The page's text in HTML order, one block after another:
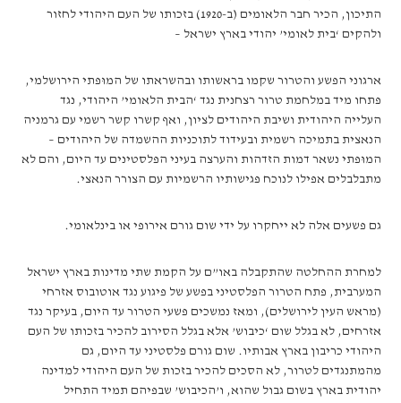
התיכון, הכיר חבר הלאומים (ב-1920) בזכותו של העם היהודי לחזור
ולהקים ‘בית לאומי’ יהודי בארץ ישראל –
ארגוני הפשע והטרור שקמו בראשותו ובהשראתו של המוּפתי הירושלמי,
פתחו מיד במלחמת טרור רצחנית נגד ‘הבית הלאומי’ היהודי, נגד
העלייה היהודית ושיבת היהודים לציון, ואף קשרו קשר רשמי עם גרמניה
הנאצית בתמיכה רשמית ובעידוד לתוכניות ההשמדה של היהודים –
המוּפתי נשאר דמות הזדהות והערצה בעיני הפלסטינים עד היום, והם לא
מתבלבלים אפילו לנוכח פגישותיו הרשמיות עם הצורר הנאצי.
גם פשעים אלה לא ייחקרו על ידי שום גורם אירופי או בינלאומי.
למחרת ההחלטה שהתקבלה באו”ם על הקמת שתי מדינות בארץ ישראל
המערבית, פתח הטרור הפלסטיני בפשע של פיגוע נגד אוטובוס אזרחי
(מראש העין לירושלים), ומאז נמשכים פשעי הטרור עד היום, בעיקר נגד
אזרחים, לא בגלל שום ‘כיבוש’ אלא בגלל הסירוב להכיר בזכותו של העם
היהודי כריבון בארץ אבותיו. שום גורם פלסטיני עד היום, גם
מהמתנגדים לטרור, לא הסכים להכיר בזכות של העם היהודי למדינה
יהודית בארץ בשום גבול שהוא, ו’הכיבוש’ שבפיהם תמיד התחיל